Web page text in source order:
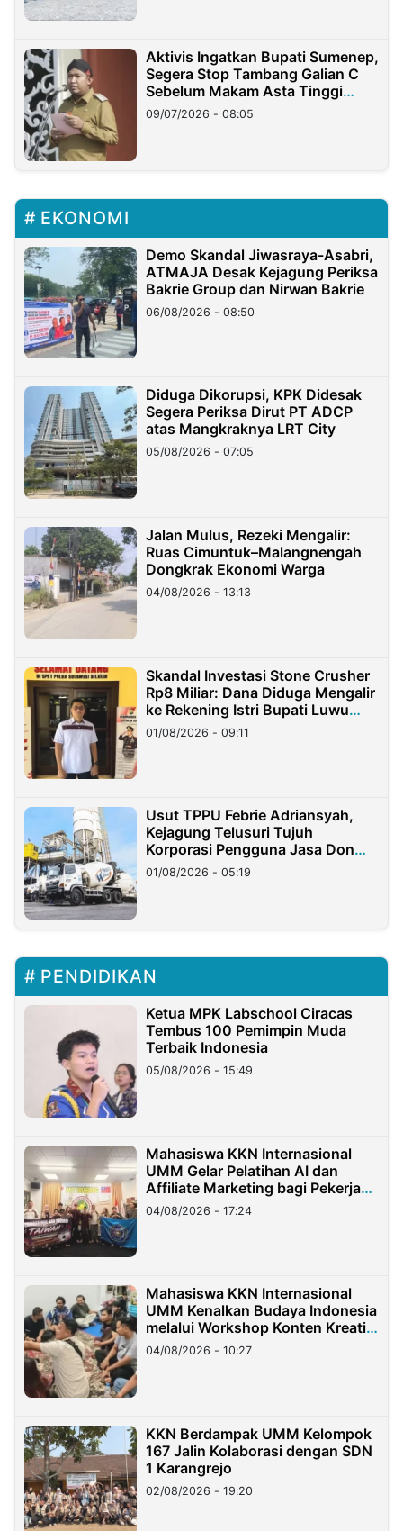
Aktivis Ingatkan Bupati Sumenep,
Segera Stop Tambang Galian C
Sebelum Makam Asta Tinggi
Longsor
09/07/2026 - 08:05
EKONOMI
Demo Skandal Jiwasraya-Asabri,
ATMAJA Desak Kejagung Periksa
Bakrie Group dan Nirwan Bakrie
06/08/2026 - 08:50
Diduga Dikorupsi, KPK Didesak
Segera Periksa Dirut PT ADCP
atas Mangkraknya LRT City
05/08/2026 - 07:05
Jalan Mulus, Rezeki Mengalir:
Ruas Cimuntuk–Malangnengah
Dongkrak Ekonomi Warga
04/08/2026 - 13:13
Skandal Investasi Stone Crusher
Rp8 Miliar: Dana Diduga Mengalir
ke Rekening Istri Bupati Luwu
Timur
01/08/2026 - 09:11
Usut TPPU Febrie Adriansyah,
Kejagung Telusuri Tujuh
Korporasi Pengguna Jasa Don
Ritto
01/08/2026 - 05:19
PENDIDIKAN
Ketua MPK Labschool Ciracas
Tembus 100 Pemimpin Muda
Terbaik Indonesia
05/08/2026 - 15:49
Mahasiswa KKN Internasional
UMM Gelar Pelatihan AI dan
Affiliate Marketing bagi Pekerja
Migran Indonesia di Taiwan
04/08/2026 - 17:24
Mahasiswa KKN Internasional
UMM Kenalkan Budaya Indonesia
melalui Workshop Konten Kreatif
di Taiwan
04/08/2026 - 10:27
KKN Berdampak UMM Kelompok
167 Jalin Kolaborasi dengan SDN
1 Karangrejo
02/08/2026 - 19:20